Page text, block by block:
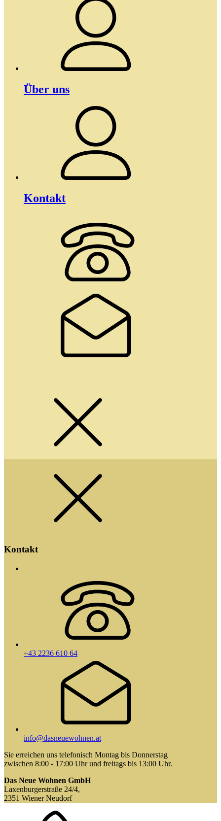
Über uns
Kontakt
Kontakt
+43 2236 610 64
info@dasneuewohnen.at
Sie erreichen uns telefonisch Montag bis Donnerstag
zwischen 8:00 - 17:00 Uhr und freitags bis 13:00 Uhr.
Das Neue Wohnen GmbH
Laxenburgerstraße 24/4,
2351 Wiener Neudorf